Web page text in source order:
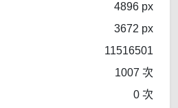
4896 px
3672 px
11516501
1007 次
0 次